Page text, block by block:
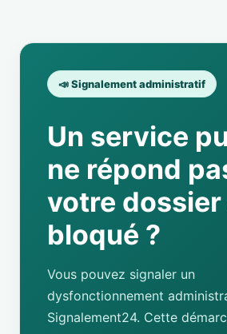
📣 Signalement administratif
Un service
ne répond
votre
bloqué ?
Vous pouvez signaler un
dysfonctionnement
Signalement24. Cette